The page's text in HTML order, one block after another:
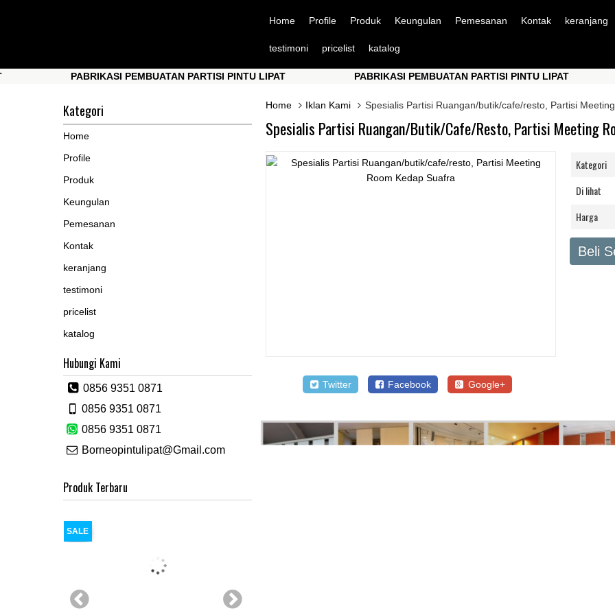
Home Profile Produk Keungulan Pemesanan Kontak keranjang
testimoni pricelist katalog
PABRIKASI PEMBUATAN PARTISI PINTU LIPAT PABRIKASI PEMBUATAN PARTISI PINTU LIPAT
Home
Iklan Kami Spesialis Partisi Ruangan/butik/cafe/resto, Partisi
Spesialis Partisi Ruangan/butik/cafe/resto, Partisi Meeting
Twitter Facebook Google+
Kategori
Di lihat
Harga
Beli
Kategori
Home
Profile
Produk
Keungulan
Pemesanan
Kontak
keranjang
testimoni
pricelist
katalog
Hubungi Kami
0856 9351 0871
0856 9351 0871
0856 9351 0871
Borneopintulipat@Gmail.com
Produk Terbaru
SALE